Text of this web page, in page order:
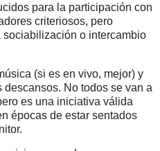
para la participación con
criteriosos, pero
o intercambio
(si es en vivo, mejor) y
No todos se van a
es una iniciativa válida
épocas de estar sentados